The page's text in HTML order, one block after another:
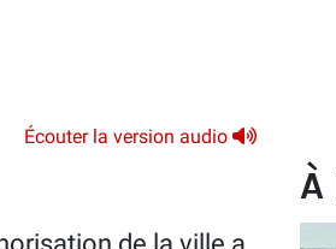
Écouter la version audio
À